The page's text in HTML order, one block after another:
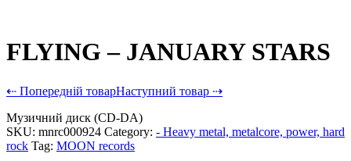
FLYING – JANUARY STARS
⇠ Попередній товарНаступний товар ⇢
Музичний диск (CD-DA)
SKU: mnrc000924 Category: - Heavy metal, metalcore, power, hard
rock Tag: MOON records